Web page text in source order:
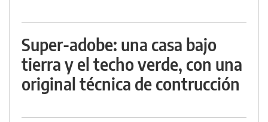
Super-adobe: una casa bajo
tierra y el techo verde, con una
original técnica de contrucción